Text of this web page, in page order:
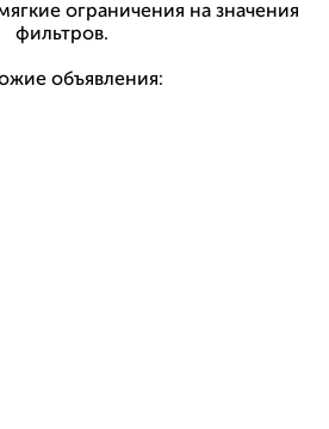
ограничения на значения
фильтров.
объявления: